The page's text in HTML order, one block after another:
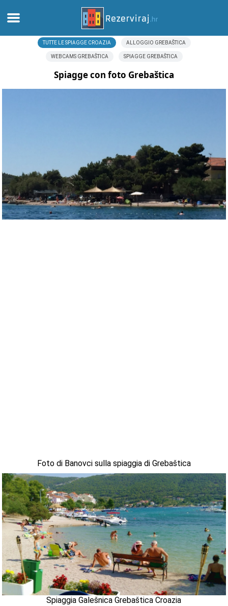
Appartamenti
Incontra Croazia
musei
TUTTE LE SPIAGGE CROAZIA ALLOGGIO GREBAŠTICA
WEBCAMS GREBAŠTICA SPIAGGE GREBAŠTICA
Spiagge con foto Grebaštica
Foto di Banovci sulla spiaggia di Grebaštica
Spiaggia Galešnica Grebaštica Croazia